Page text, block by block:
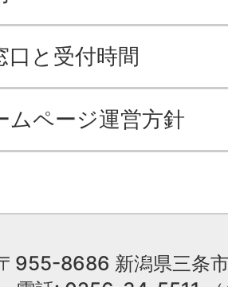
口と受付時間
ムページ運営方針
955-8686 新潟県三条